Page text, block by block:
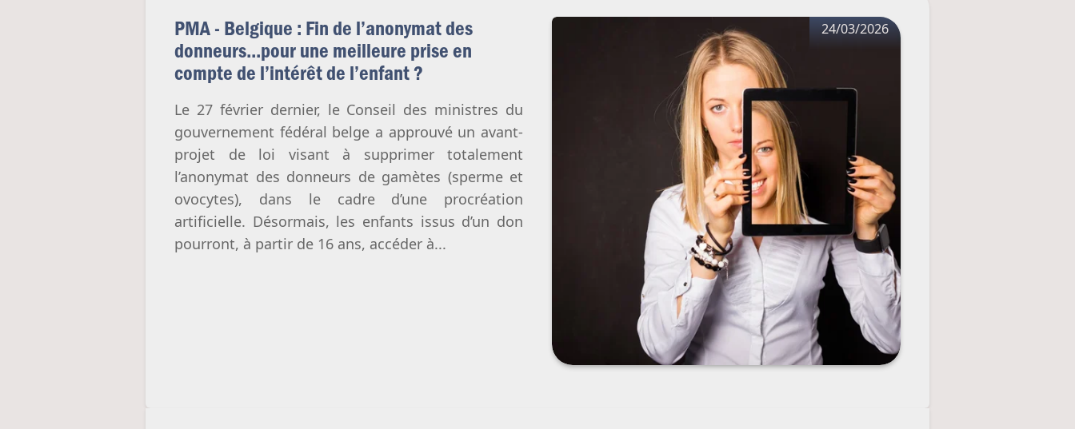
Eugénisme
Intelligence artificielle
24/03/2026
PMA - Belgique : Fin de l’anonymat des
donneurs...pour une meilleure prise en
compte de l’intérêt de l’enfant ?
Le 27 février dernier, le Conseil des ministres du
gouvernement fédéral belge a approuvé un avant-
projet de loi visant à supprimer totalement
l’anonymat des donneurs de gamètes (sperme et
ovocytes), dans le cadre d’une procréation
artificielle. Désormais, les enfants issus d’un don
pourront, à partir de 16 ans, accéder à...